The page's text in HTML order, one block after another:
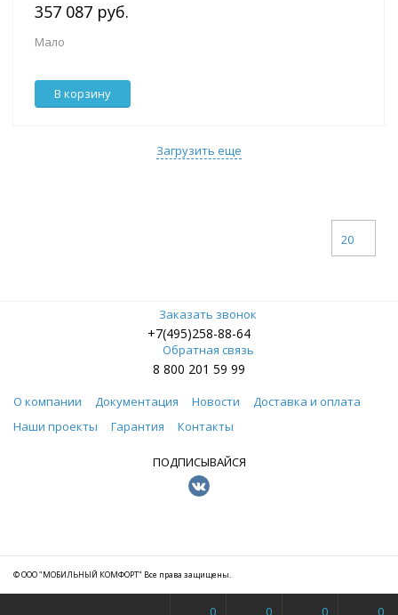
357 087 руб.
Мало
В корзину
Загрузить еще
20
Заказать звонок
+7(495)258-88-64
Обратная связь
8 800 201 59 99
О компании Документация Новости
Доставка и оплата
Наши проекты
Гарантия Контакты
ПОДПИСЫВАЙСЯ
© ООО "МОБИЛЬНЫЙ КОМФОРТ" Все права защищены.
0 0 0 0